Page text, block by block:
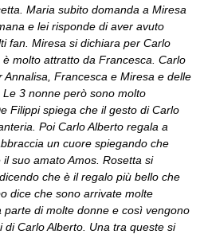
Maria subito domanda a Miresa
e lei risponde di aver avuto
fan. Miresa si dichiara per Carlo
è molto attratto da Francesca. Carlo
Francesca e Miresa e delle
3 nonne però sono molto
Filippi spiega che il gesto di Carlo
Poi Carlo Alberto regala a
un cuore spiegando che
suo amato Amos. Rosetta si
che è il regalo più bello che
dice che sono arrivate molte
parte di molte donne e così vengono
Carlo Alberto. Una tra queste si